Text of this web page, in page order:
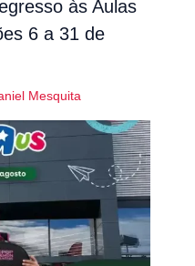
às Aulas
6 a 31 de
Mesquita